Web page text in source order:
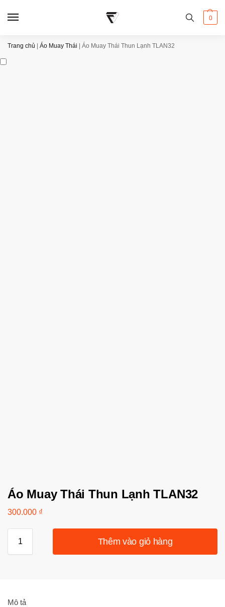
0
Trang chủ Áo Muay Thái Áo Muay Thái Thun Lạnh TLAN32
Áo Muay Thái Thun Lạnh TLAN32
300.000 ₫
Thêm vào giỏ hàng
Mô tả